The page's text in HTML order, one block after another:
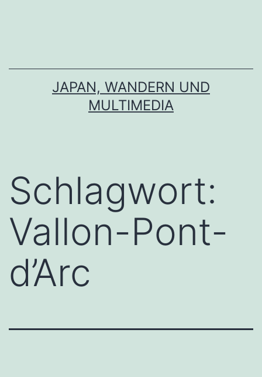
JAPAN, WANDERN UND
MULTIMEDIA
Schlagwort:
Vallon-Pont-
d’Arc